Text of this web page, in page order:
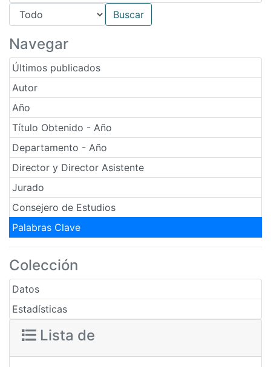
Navegar
Últimos publicados
Autor
Año
Título Obtenido - Año
Departamento - Año
Director y Director Asistente
Jurado
Consejero de Estudios
Palabras Clave
Colección
Datos
Estadísticas
Lista de